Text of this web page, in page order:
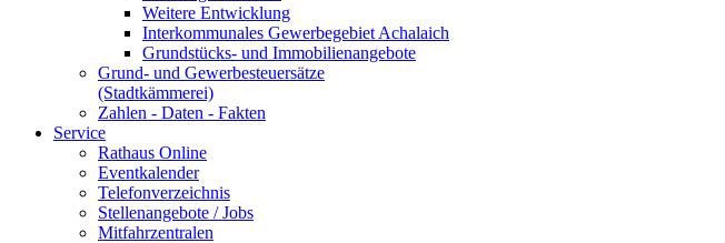
Weitere Entwicklung
Interkommunales Gewerbegebiet Achalaich
Grundstücks- und Immobilienangebote
Grund- und Gewerbesteuersätze
(Stadtkämmerei)
Zahlen - Daten - Fakten
Service
Rathaus Online
Eventkalender
Telefonverzeichnis
Stellenangebote / Jobs
Mitfahrzentralen